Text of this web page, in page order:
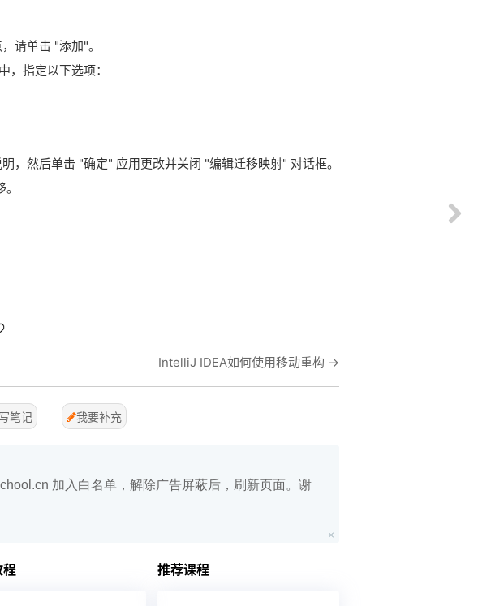
请单击 "添加"。
，指定以下选项：
，然后单击 "确定" 应用更改并关闭 "编辑迁移映射" 对话框。
IntelliJ IDEA如何使用移动重构 →
写笔记 我要补充
加入白名单，解除广告屏蔽后，刷新页面。谢
程 推荐课程